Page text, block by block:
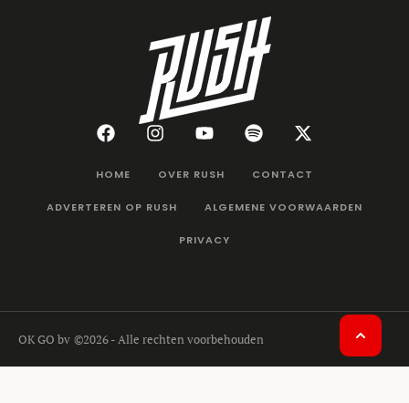
HOME OVER RUSH CONTACT
ADVERTEREN OP RUSH ALGEMENE VOORWAARDEN
PRIVACY
OK GO bv ©2026 - Alle rechten voorbehouden